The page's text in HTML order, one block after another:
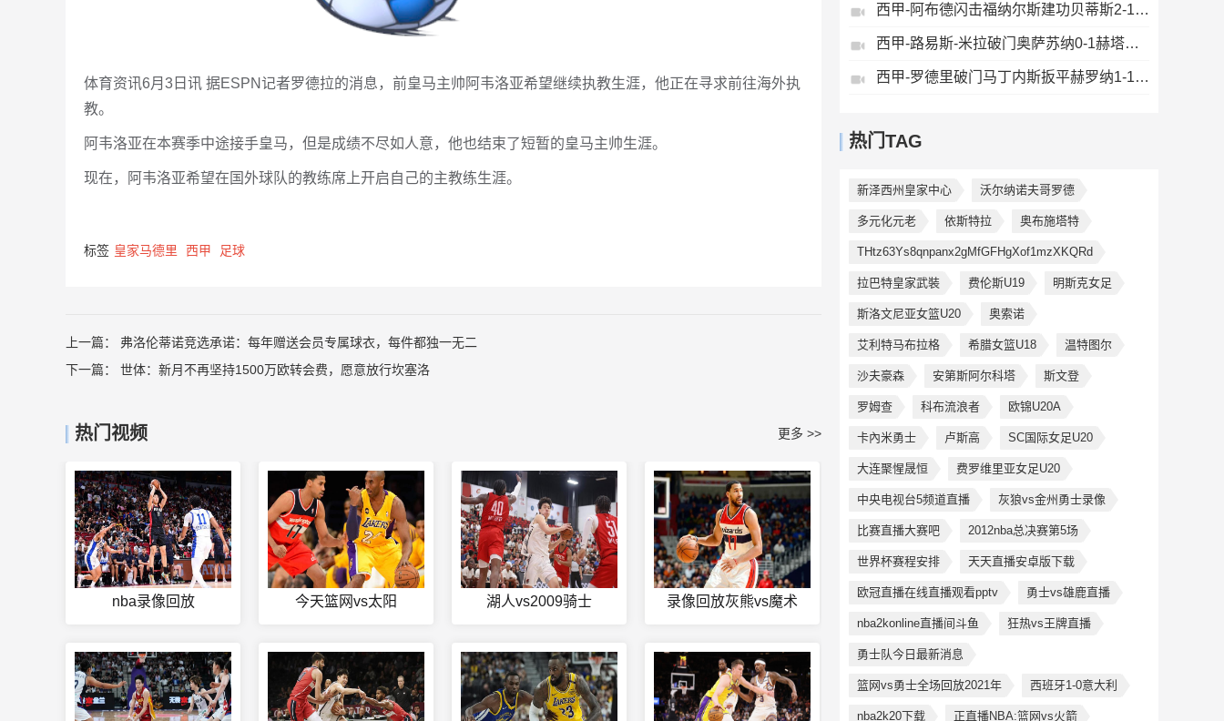
体育资讯6月3日讯 据ESPN记者罗德拉的消息，前皇马主帅阿韦洛亚希望继续执教生涯，他正在寻求前往海外执
教。
阿韦洛亚在本赛季中途接手皇马，但是成绩不尽如人意，他也结束了短暂的皇马主帅生涯。
现在，阿韦洛亚希望在国外球队的教练席上开启自己的主教练生涯。
标签 皇家马德里 西甲 足球
上一篇： 弗洛伦蒂诺竞选承诺：每年赠送会员专属球衣，每件都独一无二
下一篇： 世体：新月不再坚持1500万欧转会费，愿意放行坎塞洛
热门视频 更多 >>
nba录像回放 今天篮网vs太阳 湖人vs2009骑士 录像回放灰熊vs魔术
西甲-阿布德闪击福纳尔斯建功贝蒂斯2-1莱万特
西甲-路易斯-米拉破门奥萨苏纳0-1赫塔费排第17惊险保级
西甲-罗德里破门马丁内斯扳平赫罗纳1-1埃尔切惨遭降级
热门TAG
新泽西州皇家中心 沃尔纳诺夫哥罗德
多元化元老 依斯特拉 奥布施塔特
THtz63Ys8qnpanx2gMfGFHgXof1mzXKQRd
拉巴特皇家武裝 费伦斯U19 明斯克女足
斯洛文尼亚女篮U20 奥索诺
艾利特马布拉格 希腊女篮U18 温特图尔
沙夫豪森 安第斯阿尔科塔 斯文登
罗姆查 科布流浪者 欧锦U20A
卡內米勇士 卢斯高 SC国际女足U20
大连聚惺晟恒 费罗维里亚女足U20
中央电视台5频道直播 灰狼vs金州勇士录像
比赛直播大赛吧 2012nba总决赛第5场
世界杯赛程安排 天天直播安卓版下载
欧冠直播在线直播观看pptv 勇士vs雄鹿直播
nba2konline直播间斗鱼 狂热vs王牌直播
勇士队今日最新消息
篮网vs勇士全场回放2021年 西班牙1-0意大利
nba2k20下载 正直播NBA:篮网vs火箭